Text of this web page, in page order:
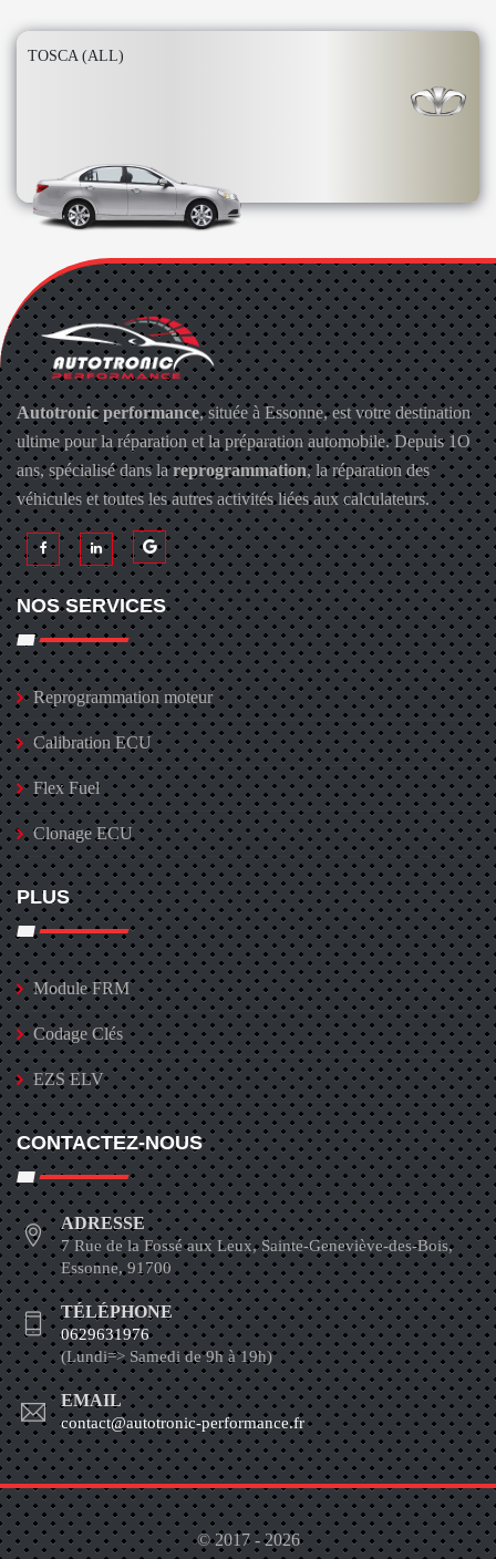
TOSCA (ALL)
Autotronic performance, située à Essonne, est votre destination
ultime pour la réparation et la préparation automobile. Depuis 1O
ans, spécialisé dans lareprogrammation, la réparation des
véhicules et toutes les autres activités liées aux calculateurs.
NOS SERVICES
Reprogrammation moteur
Calibration ECU
Flex Fuel
Clonage ECU
PLUS
Module FRM
Codage Clés
EZS ELV
CONTACTEZ-NOUS
ADRESSE
7 Rue de la Fossé aux Leux, Sainte-Geneviève-des-Bois,
Essonne, 91700
TÉLÉPHONE
0629631976
(Lundi=> Samedi de 9h à 19h)
EMAIL
contact@autotronic-performance.fr
© 2017 - 2026